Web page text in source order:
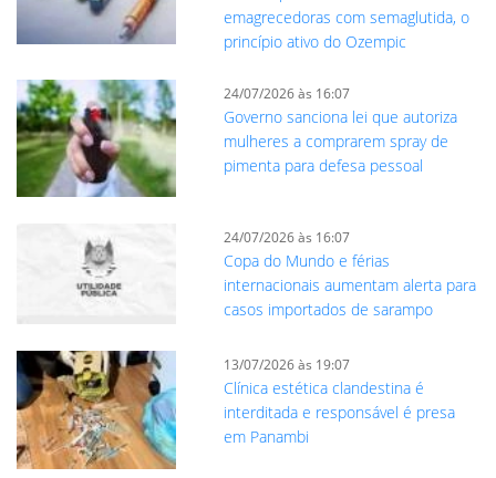
emagrecedoras com semaglutida, o
princípio ativo do Ozempic
24/07/2026 às 16:07
Governo sanciona lei que autoriza
mulheres a comprarem spray de
pimenta para defesa pessoal
24/07/2026 às 16:07
Copa do Mundo e férias
internacionais aumentam alerta para
casos importados de sarampo
13/07/2026 às 19:07
Clínica estética clandestina é
interditada e responsável é presa
em Panambi